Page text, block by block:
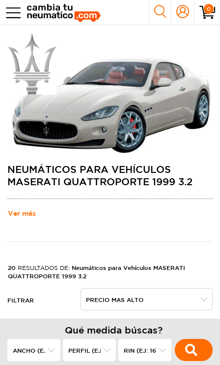
0
NEUMÁTICOS PARA VEHÍCULOS
MASERATI QUATTROPORTE 1999 3.2
Ver más
20 RESULTADOS DE: Neumáticos para Vehículos MASERATI
QUATTROPORTE 1999 3.2
FILTRAR
Qué medida búscas?